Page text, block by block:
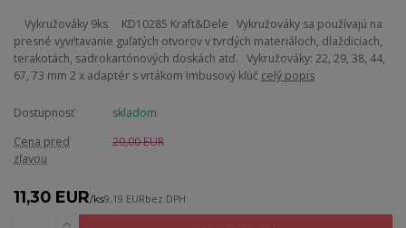
Vykružováky 9ks KD10285 Kraft&Dele Vykružováky sa používajú na
presné vyvŕtavanie guľatých otvorov v tvrdých materiáloch, dlaždiciach,
terakotách, sadrokartónových doskách atď. Vykružováky: 22, 29, 38, 44,
67, 73 mm 2 x adaptér s vrtákom Imbusový kľúč celý popis
Dostupnosť
skladom
Cena pred
zľavou
20,00 EUR
11,30 EUR/ks9,19 EURbez DPH